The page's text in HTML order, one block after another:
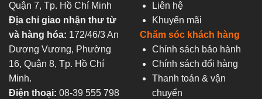
Quận 7, Tp. Hồ Chí Minh
Địa chỉ giao nhận thư từ
và hàng hóa: 172/46/3 An
Dương Vương, Phường
16, Quận 8, Tp. Hồ Chí
Minh.
Điện thoại: 08-39 555 798
Liên hệ
Khuyến mãi
Chăm sóc khách hàng
Chính sách bảo hành
Chính sách đổi hàng
Thanh toán & vận
chuyển